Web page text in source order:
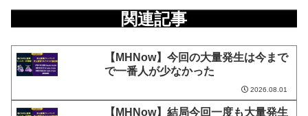
関連記事
【MHNow】今回の大量発生は今まで
で一番人が少なかった
2026.08.01
【MHNow】結局今回一度も大量発生